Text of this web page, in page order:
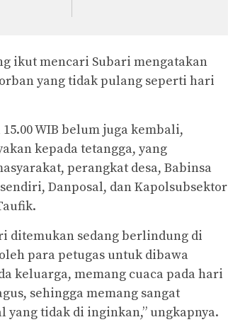
ikut mencari Subari mengatakan
yang tidak pulang seperti hari
WIB belum juga kembali,
kepada tetangga, yang
perangkat desa, Babinsa
Danposal, dan Kapolsubsektor
ditemukan sedang berlindung di
para petugas untuk dibawa
keluarga, memang cuaca pada hari
sehingga memang sangat
tidak di inginkan,” ungkapnya.